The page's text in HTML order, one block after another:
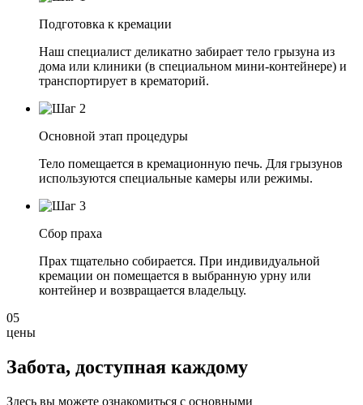
Подготовка к кремации
Наш специалист деликатно забирает тело грызуна из
дома или клиники (в специальном мини-контейнере) и
транспортирует в крематорий.
Основной этап процедуры
Тело помещается в кремационную печь. Для грызунов
используются специальные камеры или режимы.
Сбор праха
Прах тщательно собирается. При индивидуальной
кремации он помещается в выбранную урну или
контейнер и возвращается владельцу.
05
цены
Забота, доступная каждому
Здесь вы можете ознакомиться с основными